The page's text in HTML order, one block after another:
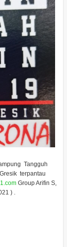
Tangguh
terpantau
Group Arifin S,
) .